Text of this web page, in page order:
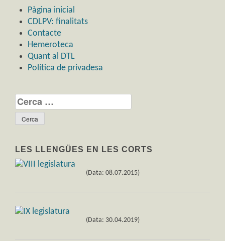
Pàgina inicial
CDLPV: finalitats
Contacte
Hemeroteca
Quant al DTL
Política de privadesa
Cerca:
LES LLENGÜES EN LES CORTS
(Data: 08.07.2015)
(Data: 30.04.2019)